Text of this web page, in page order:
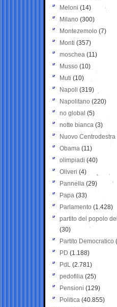
Meloni (14)
Milano (300)
Montezemolo (7)
Monti (357)
moschea (11)
Musso (10)
Muti (10)
Napoli (319)
Napolitano (220)
no global (5)
notte bianca (3)
Nuovo Centrodestra
Obama (11)
olimpiadi (40)
Oliveri (4)
Pannella (29)
Papa (33)
Parlamento (1.428)
partito del popolo
(30)
Partito Democratico
PD (1.188)
PdL (2.781)
pedofilia (25)
Pensioni (129)
Politica (40.855)